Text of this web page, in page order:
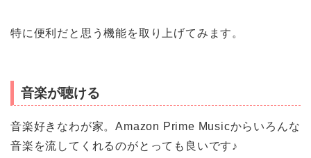
特に便利だと思う機能を取り上げてみます。
音楽が聴ける
音楽好きなわが家。Amazon Prime Musicからいろんな
音楽を流してくれるのがとっても良いです♪